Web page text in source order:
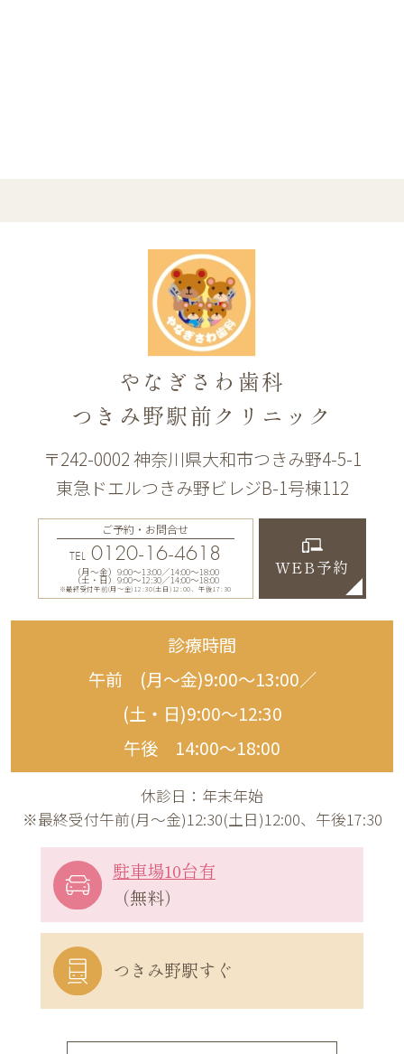
やなぎさわ歯科
つきみ野駅前クリニック
〒242-0002 神奈川県大和市つきみ野4-5-1
東急ドエルつきみ野ビレジB-1号棟112
ご予約・お問合せ
TEL 0120-16-4618
（月〜金）9:00〜13:00／14:00〜18:00
（土・日）9:00〜12:30／14:00〜18:00
※最終受付午前(月～金)12:30(土日)12:00、午後17:30
WEB予約
診療時間
午前 (月〜金)9:00〜13:00／
(土・日)9:00〜12:30
午後 14:00〜18:00
休診日：年末年始
※最終受付午前(月～金)12:30(土日)12:00、午後17:30
駐車場10台有
（無料）
つきみ野駅すぐ